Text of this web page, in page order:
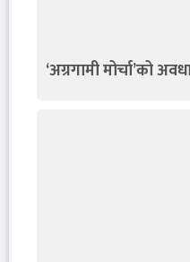
‘अग्रगामी मोर्चा’को